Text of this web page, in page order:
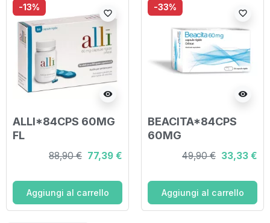
-13%
visibility
favorite_border
ALLI*84CPS 60MG
FL
88,90 € 77,39 €
Aggiungi al carrello
-33%
visibility
favorite_border
BEACITA*84CPS
60MG
49,90 € 33,33 €
Aggiungi al carrello